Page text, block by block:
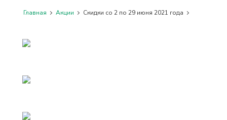
Главная Акции Скидки со 2 по 29 июня 2021 года